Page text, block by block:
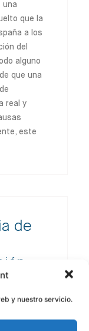
y nuestro servicio.
una
que la
a los
del
alguno
que una
real y
este
de
el